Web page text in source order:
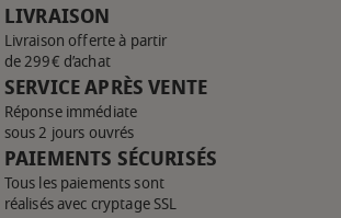
LIVRAISON
Livraison offerte à partir
de 299€ d’achat
SERVICE APRÈS VENTE
Réponse immédiate
sous 2 jours ouvrés
PAIEMENTS SÉCURISÉS
Tous les paiements sont
réalisés avec cryptage SSL